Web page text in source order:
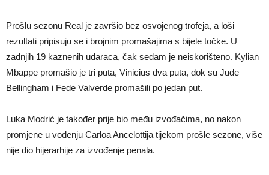
Prošlu sezonu Real je završio bez osvojenog trofeja, a loši
rezultati pripisuju se i brojnim promašajima s bijele točke. U
zadnjih 19 kaznenih udaraca, čak sedam je neiskorišteno. Kylian
Mbappe promašio je tri puta, Vinicius dva puta, dok su Jude
Bellingham i Fede Valverde promašili po jedan put.
Luka Modrić je također prije bio među izvođačima, no nakon
promjene u vođenju Carloa Ancelottija tijekom prošle sezone, više
nije dio hijerarhije za izvođenje penala.